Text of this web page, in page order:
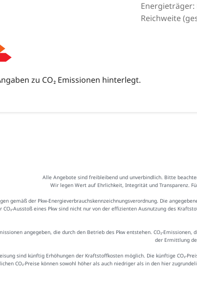
zu CO₂ Emissionen hinterlegt.
Energieträger:
Reichweite
Alle Angebote sind freibleibend und unverbindlich. Bitte
Wir legen Wert auf Ehrlichkeit, Integrität und Transparenz.
gemäß der Pkw-Energieverbrauchskennzeichnungsverordnung. Die
Ausstoß eines Pkw sind nicht nur von der effizienten Ausnutzung des
angegeben, die durch den Betrieb des Pkw entstehen. CO₂-
der Ermittlung
sind künftig Erhöhungen der Kraftstoffkosten möglich. Die künftige CO₂-
CO₂-Preise können sowohl höher als auch niedriger als in den hier